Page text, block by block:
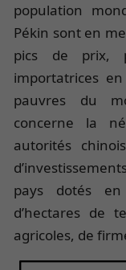
population
Pékin sont en
pics de prix,
importatrices
pauvres du
concerne la
autorités
pays dotés en
d’hectares de
agricoles, de